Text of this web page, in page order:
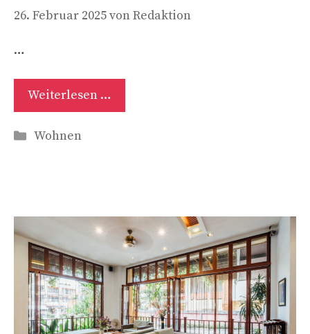
26. Februar 2025vonRedaktion
…
Weiterlesen …
Kategorien
Wohnen